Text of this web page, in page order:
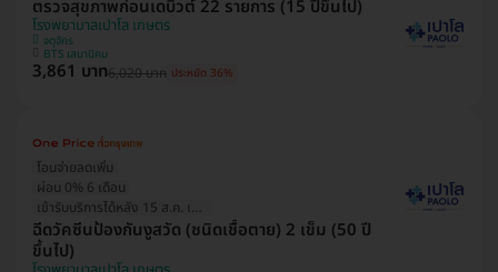
ตรวจสุขภาพก่อนเดบิวต์ 22 รายการ (15 ปีขึ้นไป)
โรงพยาบาลเปาโล เกษตร
จตุจักร
BTS เสนานิคม
3,861 บาท6,020 บาท ประหยัด 36%
โอนจ่ายลดเพิ่ม
ผ่อน 0% 6 เดือน
เข้ารับบริการได้หลัง 15 ส.ค. เป็นต้นไป
ฉีดวัคซีนป้องกันงูสวัด (ชนิดเชื้อตาย) 2 เข็ม (50 ปี
ขึ้นไป)